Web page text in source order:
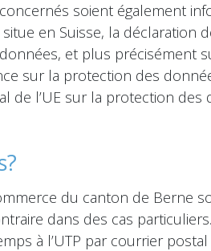
soient également
en Suisse, la déclaration
et plus précisément
sur la protection des
de l’UE sur la protection des
du canton de Berne
dans des cas
à l’UTP par courrier postal